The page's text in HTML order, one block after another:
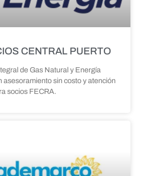
CENTRAL PUERTO
de Gas Natural y Energía
asesoramiento sin costo y atención
socios FECRA.